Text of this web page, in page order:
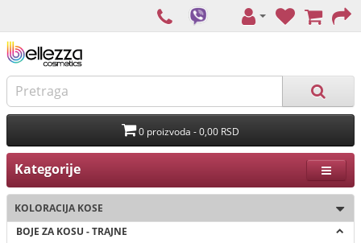
0 proizvoda - 0,00 RSD
Kategorije
KOLORACIJA KOSE
BOJE ZA KOSU - TRAJNE